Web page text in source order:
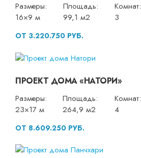
Размеры:
16×9 м
Площадь:
99,1 м2
Комнат:
3
ОТ 3.220.750 РУБ.
ПРОЕКТ ДОМА «НАТОРИ»
Размеры:
23×17 м
Площадь:
264,9 м2
Комнат:
4
ОТ 8.609.250 РУБ.